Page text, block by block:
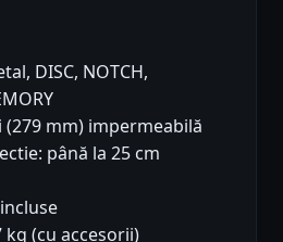
DISC, NOTCH,
(279 mm) impermeabilă
până la 25 cm
kg (cu accesorii)